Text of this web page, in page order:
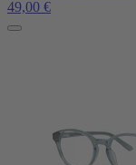
49,00 €